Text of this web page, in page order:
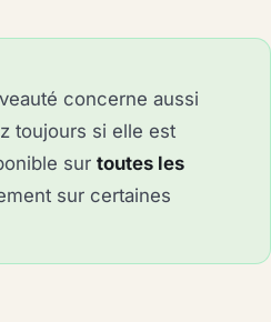
concerne aussi
toujours si elle est
surtoutes les
sur certaines